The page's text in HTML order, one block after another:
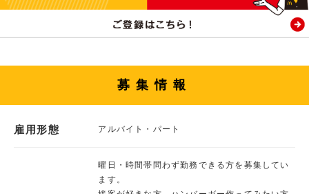
募集情報
雇用形態 アルバイト・パート
曜日・時間帯問わず勤務できる方を募集してい
ます。